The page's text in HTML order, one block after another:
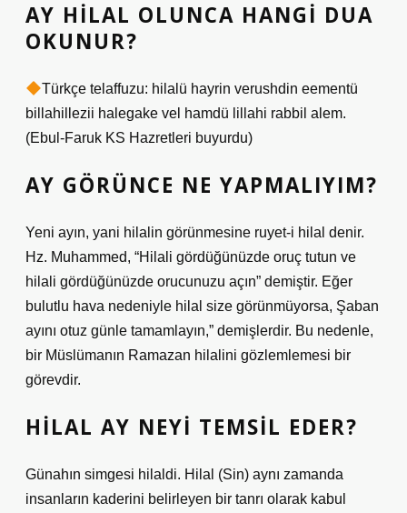
AY HILAL OLUNCA HANGI DUA
OKUNUR?
Türkçe telaffuzu: hilalü hayrin verushdin eementü
billahillezii halegake vel hamdü lillahi rabbil alem.
(Ebul-Faruk KS Hazretleri buyurdu)
AY GÖRÜNCE NE YAPMALIYIM?
Yeni ayın, yani hilalin görünmesine ruyet-i hilal denir.
Hz. Muhammed, “Hilali gördüğünüzde oruç tutun ve
hilali gördüğünüzde orucunuzu açın” demiştir. Eğer
bulutlu hava nedeniyle hilal size görünmüyorsa, Şaban
ayını otuz günle tamamlayın,” demişlerdir. Bu nedenle,
bir Müslümanın Ramazan hilalini gözlemlemesi bir
görevdir.
HILAL AY NEYI TEMSIL EDER?
Günahın simgesi hilaldi. Hilal (Sin) aynı zamanda
insanların kaderini belirleyen bir tanrı olarak kabul